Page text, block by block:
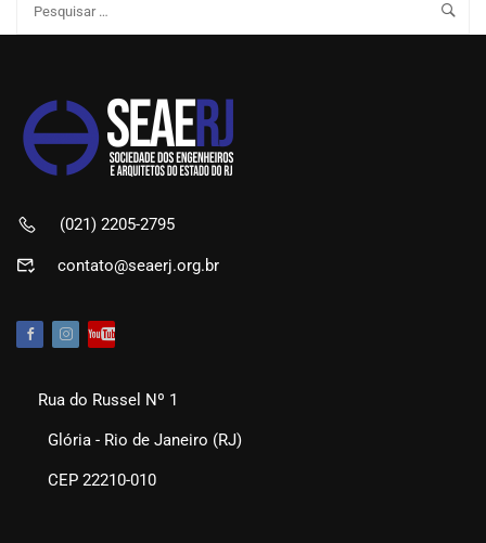
(021) 2205-2795
contato@seaerj.org.br
Rua do Russel Nº 1
Glória - Rio de Janeiro (RJ)
CEP 22210-010